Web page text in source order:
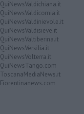
QuiNewsValdichiana.it
QuiNewsValdicornia.it
QuiNewsValdinievole.it
QuiNewsValdisieve.it
QuiNewsValtiberina.it
QuiNewsVersilia.it
QuiNewsVolterra.it
QuiNewsTango.com
ToscanaMediaNews.it
Fiorentinanews.com